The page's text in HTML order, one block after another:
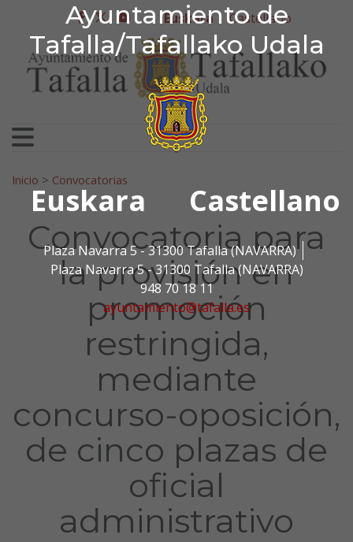
Ayuntamiento de
Tafalla/Tafallako Udala
Euskara Castellano
Plaza Navarra 5 - 31300 Tafalla (NAVARRA)
Plaza Navarra 5 - 31300 Tafalla (NAVARRA)
948 70 18 11
ayuntamiento@tafalla.es
Ir al contenido
Ayuntamiento de
facebook
twitter
youtube
Euskara Castellano
Bilatu:
Inicio > Convocatorias
Convocatoria para
la provisión en
promoción
restringida,
mediante
concurso-oposición,
de cinco plazas de
oficial
administrativo